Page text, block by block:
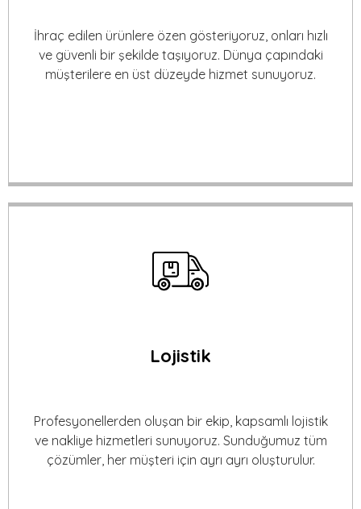
İhraç edilen ürünlere özen gösteriyoruz, onları hızlı
ve güvenli bir şekilde taşıyoruz. Dünya çapındaki
müşterilere en üst düzeyde hizmet sunuyoruz.
Lojistik
Profesyonellerden oluşan bir ekip, kapsamlı lojistik
ve nakliye hizmetleri sunuyoruz. Sunduğumuz tüm
çözümler, her müşteri için ayrı ayrı oluşturulur.